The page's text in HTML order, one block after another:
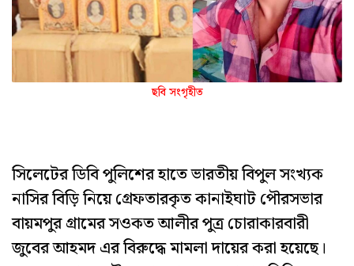
ছবি সংগৃহীত
সিলেটের ডিবি পুলিশের হাতে ভারতীয় বিপুল সংখ্যক
নাসির বিড়ি নিয়ে গ্রেফতারকৃত কানাইঘাট পৌরসভার
বায়মপুর গ্রামের সওকত আলীর পুত্র চোরাকারবারী
জুবের আহমদ এর বিরুদ্ধে মামলা দায়ের করা হয়েছে।